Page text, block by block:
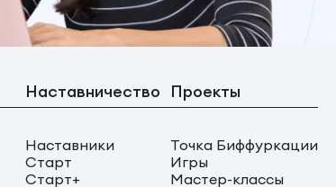
Наставничество
Наставники
Старт
Старт+
Проекты
Точка Биффуркации
Игры
Мастер-классы